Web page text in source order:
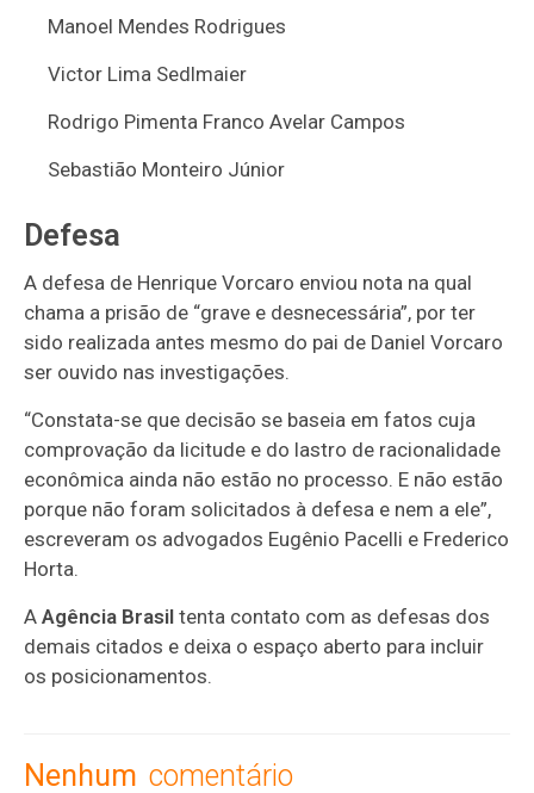
Manoel Mendes Rodrigues
Victor Lima Sedlmaier
Rodrigo Pimenta Franco Avelar Campos
Sebastião Monteiro Júnior
Defesa
A defesa de Henrique Vorcaro enviou nota na qual
chama a prisão de “grave e desnecessária”, por ter
sido realizada antes mesmo do pai de Daniel Vorcaro
ser ouvido nas investigações.
“Constata-se que decisão se baseia em fatos cuja
comprovação da licitude e do lastro de racionalidade
econômica ainda não estão no processo. E não estão
porque não foram solicitados à defesa e nem a ele”,
escreveram os advogados Eugênio Pacelli e Frederico
Horta.
AAgência Brasil tenta contato com as defesas dos
demais citados e deixa o espaço aberto para incluir
os posicionamentos.
Nenhum comentário